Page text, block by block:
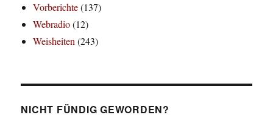
Vorberichte(137)
Webradio(12)
Weisheiten(243)
NICHT FÜNDIG GEWORDEN?